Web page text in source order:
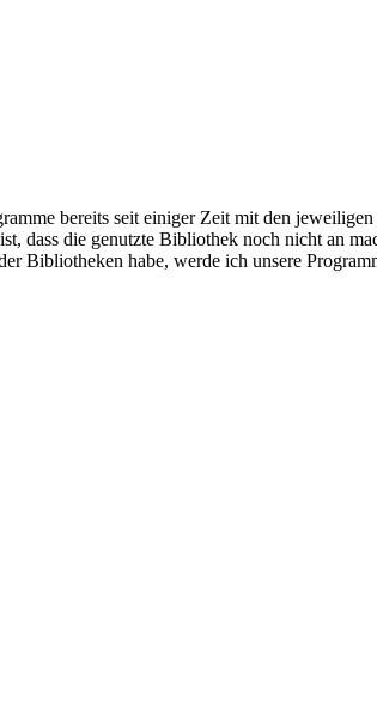
bereits seit einiger Zeit mit den
dass die genutzte Bibliothek noch nicht an
Bibliotheken habe, werde ich unsere